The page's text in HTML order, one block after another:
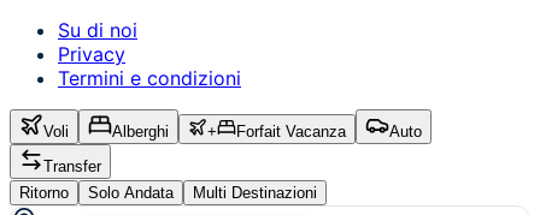
Su di noi
Privacy
Termini e condizioni
Voli Alberghi + Forfait Vacanza
Auto
Transfer
Ritorno
Solo Andata Multi Destinazioni